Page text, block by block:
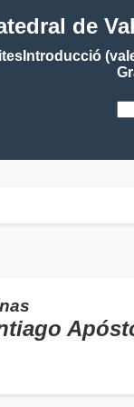
de
Introducció